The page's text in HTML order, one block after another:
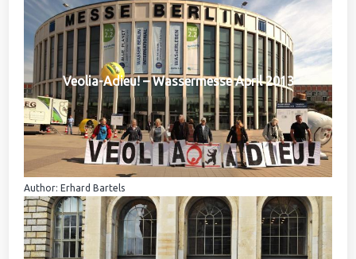
Veolia-Adieu! – Wassermesse April 2013
Author: Erhard Bartels